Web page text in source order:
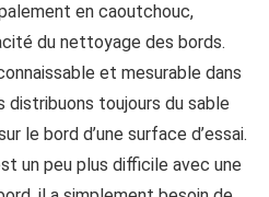
en caoutchouc,
du nettoyage des bords.
et mesurable dans
toujours du sable
le bord d’une surface d’essai.
un peu plus difficile avec une